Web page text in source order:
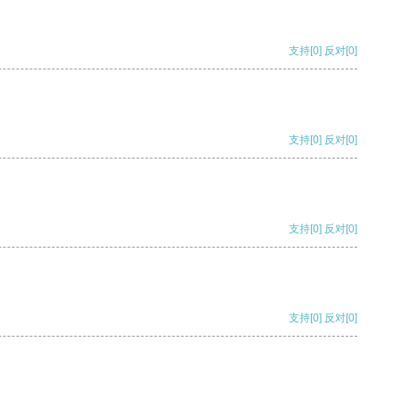
支持[0] 反对[0]
支持[0] 反对[0]
支持[0] 反对[0]
支持[0] 反对[0]